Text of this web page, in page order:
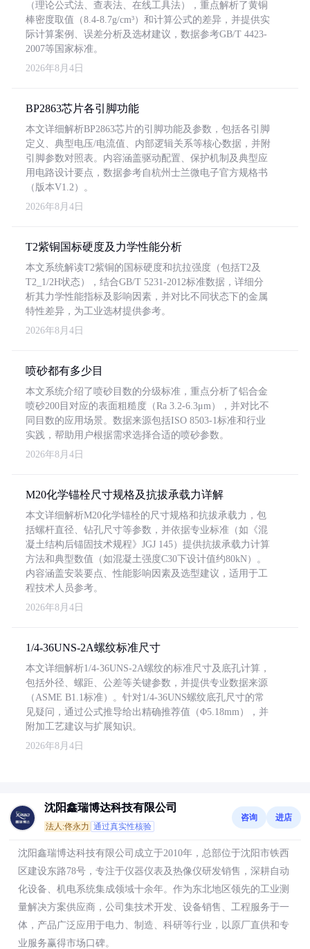
（理论公式法、查表法、在线工具法），重点解析了黄铜
棒密度取值（8.4-8.7g/cm³）和计算公式的差异，并提供实
际计算案例、误差分析及选材建议，数据参考GB/T 4423-
2007等国家标准。
2026年8月4日
BP2863芯片各引脚功能
本文详细解析BP2863芯片的引脚功能及参数，包括各引脚
定义、典型电压/电流值、内部逻辑关系等核心数据，并附
引脚参数对照表。内容涵盖驱动配置、保护机制及典型应
用电路设计要点，数据参考自杭州士兰微电子官方规格书
（版本V1.2）。
2026年8月4日
T2紫铜国标硬度及力学性能分析
本文系统解读T2紫铜的国标硬度和抗拉强度（包括T2及
T2_1/2H状态），结合GB/T 5231-2012标准数据，详细分
析其力学性能指标及影响因素，并对比不同状态下的金属
特性差异，为工业选材提供参考。
2026年8月4日
喷砂都有多少目
本文系统介绍了喷砂目数的分级标准，重点分析了铝合金
喷砂200目对应的表面粗糙度（Ra 3.2-6.3μm），并对比不
同目数的应用场景。数据来源包括ISO 8503-1标准和行业
实践，帮助用户根据需求选择合适的喷砂参数。
2026年8月4日
M20化学锚栓尺寸规格及抗拔承载力详解
本文详细解析M20化学锚栓的尺寸规格和抗拔承载力，包
括螺杆直径、钻孔尺寸等参数，并依据专业标准（如《混
凝土结构后锚固技术规程》JGJ 145）提供抗拔承载力计算
方法和典型数值（如混凝土强度C30下设计值约80kN）。
内容涵盖安装要点、性能影响因素及选型建议，适用于工
程技术人员参考。
2026年8月4日
1/4-36UNS-2A螺纹标准尺寸
本文详细解析1/4-36UNS-2A螺纹的标准尺寸及底孔计算，
包括外径、螺距、公差等关键参数，并提供专业数据来源
（ASME B1.1标准）。针对1/4-36UNS螺纹底孔尺寸的常
见疑问，通过公式推导给出精确推荐值（Φ5.18mm），并
附加工艺建议与扩展知识。
2026年8月4日
沈阳鑫瑞博达科技有限公司
法人:佟永力 通过真实性核验
咨询 进店
沈阳鑫瑞博达科技有限公司成立于2010年，总部位于沈阳市铁西
区建设东路78号，专注于仪器仪表及热像仪研发销售，深耕自动
化设备、机电系统集成领域十余年。作为东北地区领先的工业测
量解决方案供应商，公司集技术开发、设备销售、工程服务于一
体，产品广泛应用于电力、制造、科研等行业，以原厂直供和专
业服务赢得市场口碑。